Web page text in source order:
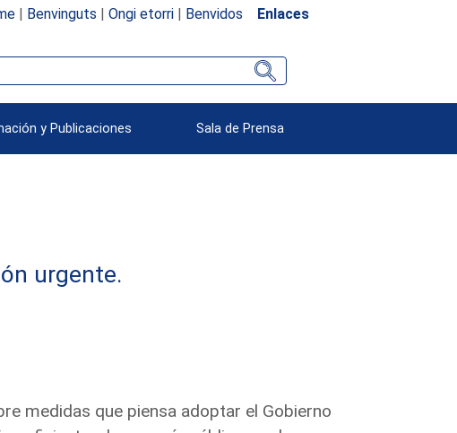
| Benvinguts | Ongi etorri| Benvidos Enlaces
y Publicaciones Sala de Prensa
urgente.
medidas que piensa adoptar el Gobierno